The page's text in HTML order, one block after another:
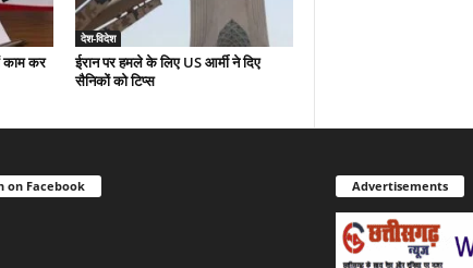
काम कर
देश-विदेश
ईरान पर हमले के लिए US आर्मी ने दिए
सैनिकों को टिप्स
on Facebook Advertisements